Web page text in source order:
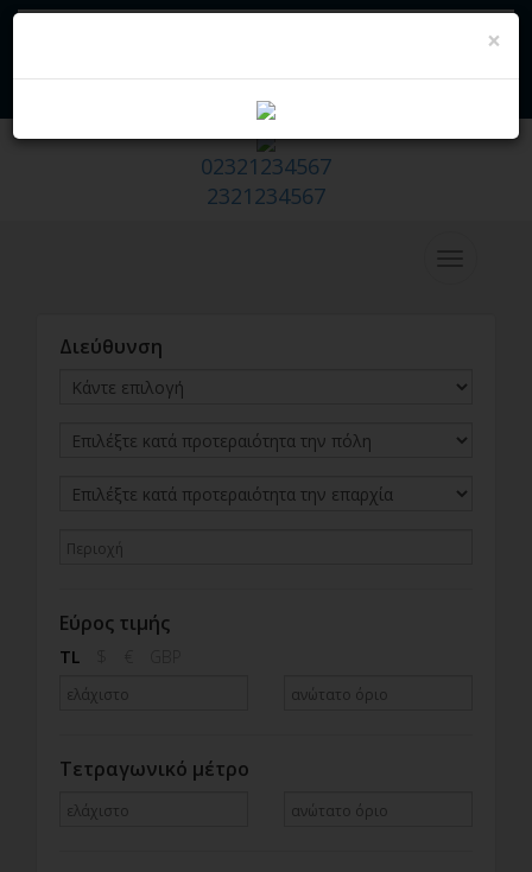
02321234567
2321234567
Διεύθυνση
Εύρος τιμής
TL
Τετραγωνικό μέτρο
×